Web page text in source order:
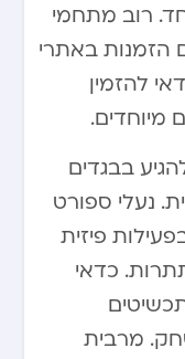
רוב מתחמי
הזמנות באתרי
להזמין
מיוחדים.
בבגדים
נעלי ספורט
פיזית
כדאי
מרבית